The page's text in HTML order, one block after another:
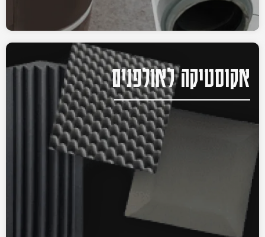
אקוסטיקה לאולפנים